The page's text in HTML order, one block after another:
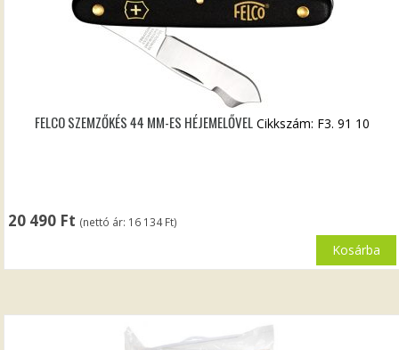
FELCO SZEMZŐKÉS 44 MM-ES HÉJEMELŐVEL
20 490 Ft (nettó ár: 16 134Ft)
Cikkszám: F3. 91 10
Kosárba